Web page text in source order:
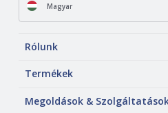
Magyar
Rólunk
Termékek
Megoldások &